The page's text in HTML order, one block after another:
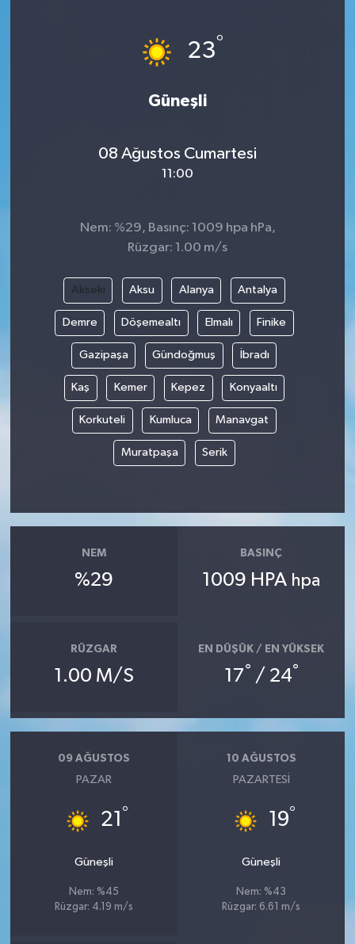
23°
Güneşli
08 Ağustos Cumartesi
11:00
Nem: %29, Basınç: 1009 hpa hPa,
Rüzgar: 1.00 m/s
Akseki Aksu Alanya Antalya
Demre Döşemealtı Elmalı Finike
Gazipaşa Gündoğmuş İbradı
Kaş Kemer Kepez Konyaaltı
Korkuteli Kumluca Manavgat
Muratpaşa Serik
NEM
%29
BASINÇ
1009 HPA hpa
RÜZGAR
1.00 M/S
EN DÜŞÜK / EN YÜKSEK
17° / 24°
09 AĞUSTOS
PAZAR
21 °
Güneşli
Nem: %45
Rüzgar: 4.19 m/s
10 AĞUSTOS
PAZARTESI
19°
Güneşli
Nem: %43
Rüzgar: 6.61 m/s